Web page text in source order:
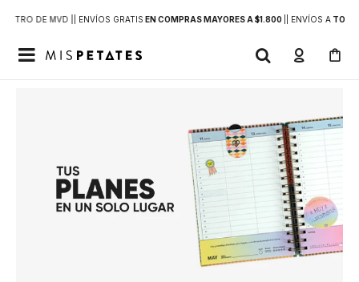
DE MVD | | ENVÍOS GRATIS EN COMPRAS MAYORES A $1.800 | ENVÍOS ATODO
